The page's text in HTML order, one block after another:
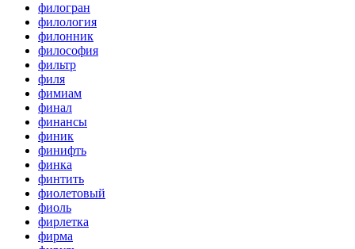
филогран
филология
филонник
философия
фильтр
филя
фимиам
финал
финансы
финик
финифть
финка
финтить
фиолетовый
фиоль
фирлетка
фирма